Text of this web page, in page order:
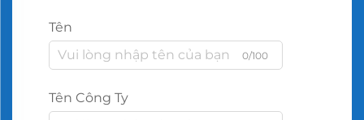
Tên
0/100
Tên Công Ty